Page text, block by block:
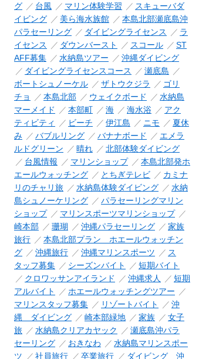
グ
台風 マリン体験学習
スキューバダ
イビング
美ら海水族館
本島北部瀬底島沖
パラセーリング
ダイビングライセンス
ラ
イセンス
ダウンバースト スコール
ST
AFF募集
水納島ツアー
沖縄ダイビング
ダイビングライセンスコース
瀬底島
ボートシュノーケル
ザトウクジラ
ゴリ
チョ
本島北部 ウェイクボード
水納島
マーメイド
本部町 海 海水浴
アク
ティビティ
ビーチ 伊江島 ニモ
夏休
み
バブルリング バナナボード
エメラ
ルドグリーン
晴れ
北部体験ダイビング
台風情報
マリンショップ
本島北部発ホ
エールウォッチング
とちぎテレビ
カミナ
リのチャリ旅
水納島体験ダイビング
水納
島シュノーケリング
パラセーリングマリン
ショップ
マリンスポーツマリンショップ
崎本部
珊瑚 沖縄パラセーリング
家族
旅行
本島北部プラン ホエールウォッチン
グ
沖縄旅行 沖縄マリンスポーツ
ス
タッフ募集
シーズンバイト
短期バイト
クロワッサンアイランド
沖縄求人
短期
アルバイト
ホエールウォッチングツアー
マリンスタッフ募集
リゾートバイト
沖
縄 ダイビング
崎本部緑地 家族
女子
旅
水納島クリアカヤック
瀬底島沖パラ
セーリング
おきなわ
水納島マリンスポー
ツ
社員旅行 卒業旅行 ダイビング 沖